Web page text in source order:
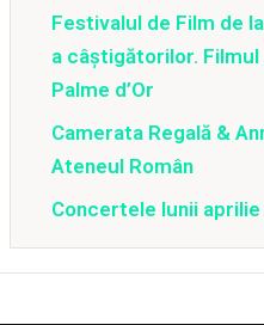
Festivalul de Film de
a câștigătorilor.
Palme d’Or
Camerata Regală &
Ateneul Român
Concertele lunii